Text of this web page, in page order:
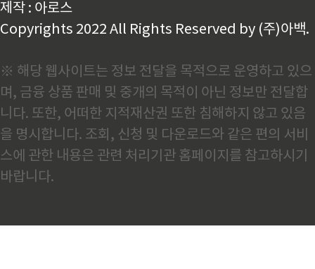
제작 : 아로스
Copyrights 2022 All Rights Reserved by (주)아백.
※ 해당 웹사이트는 정보 전달을 목적으로 운영하고 있으
며, 금융 상품 판매 및 중개의 목적이 아닌 정보만 전달합
니다. 또한, 어떠한 지적재산권 또한 침해하지 않고 있음
을 명시합니다. 조회, 신청 및 다운로드와 같은 편의 서비
스에 관한 내용은 관련 처리기관 홈페이지를 참고하시기
바랍니다.